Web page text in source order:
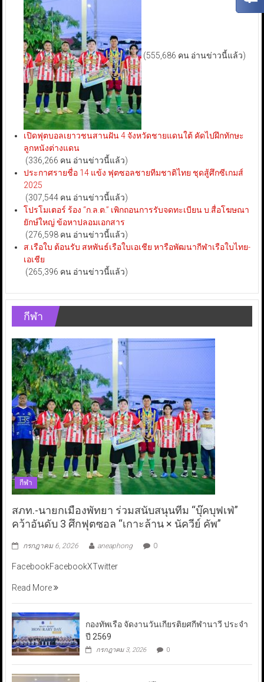
(555,686 คน อ่านข่าวนี้แล้ว)
เปิดฟุตบอลเยาวชนสานฝัน 4 จังหวัดชายแดนใต้ คัดไปฝึกทักษะ
ลูกหนังต่างแดน
(336,266 คน อ่านข่าวนี้แล้ว)
ประกาศรายชื่อ 14 แข้ง ฟุตซอลชายทีมชาติไทย ชุดสู้ศึกซีเกมส์
2025
(307,544 คน อ่านข่าวนี้แล้ว)
โปรโมเตอร์ ร้อง “ก.ล.ต.” เพิกถอนการรับจดทะเบียน บ.สื่อโฆษณา
ยักษ์ใหญ่ ข้อหาปลอมเอกสาร
(276,598 คน อ่านข่าวนี้แล้ว)
ส.เรือใบ ต้อนรับ สหพันธ์เรือใบเอเชีย หารือพัฒนากีฬาเรือใบไทย-
เอเชีย
(265,396 คน อ่านข่าวนี้แล้ว)
กีฬา
กีฬา
สภท.-นายกเมืองพัทยา ร่วมสนับสนุนทีม “บุ๊คบุฟเฟ่”
คว้าอันดับ 3 ศึกฟุตซอล “เกาะล้าน × นัควีย์ คัพ”
กรกฎาคม 6, 2026 aneaphong 0
FacebookFacebookXTwitter
Read More
กองทัพเรือ จัดงานวันเกียรติยศกีฬานาวี ประจำ
ปี 2569
กรกฎาคม 3, 2026 0